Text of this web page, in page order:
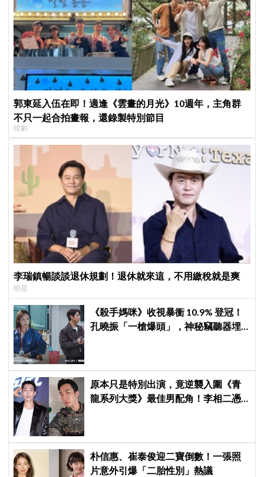
郭東延入伍在即！適逢《雲畫的月光》10週年，主角群
不只一起合拍畫報，還錄製特別節目
韓劇
李瑞鎮暢談談退休規劃！退休就來這，不用繳稅就是爽
明星
《殺手媽咪》收視暴衝 10.9% 登冠！
孔曉振「一槍爆頭」，神秘竊聽器埋
原本只是特別出演，竟逆襲入圍《青
龍系列大獎》最佳男配角！李相二憑
朴信惠、崔泰俊迎二寶倒數！一張照
片意外引爆「二胎性別」熱議